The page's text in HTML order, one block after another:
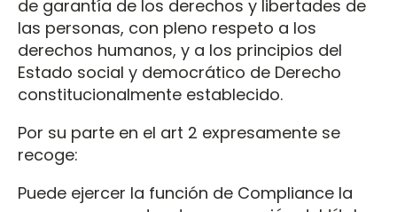
de garantía de los derechos y libertades de
las personas, con pleno respeto a los
derechos humanos, y a los principios del
Estado social y democrático de Derecho
constitucionalmente establecido.
Por su parte en el art 2 expresamente se
recoge:
Puede ejercer la función de Compliance la